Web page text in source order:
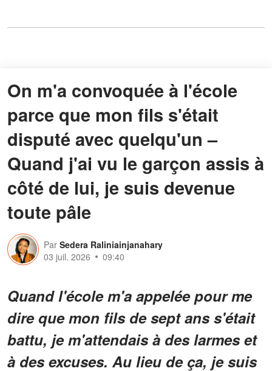
On m'a convoquée à l'école
parce que mon fils s'était
disputé avec quelqu'un –
Quand j'ai vu le garçon assis à
côté de lui, je suis devenue
toute pâle
Par Sedera Raliniainjanahary
03 juil. 2026
09:40
Quand l'école m'a appelée pour me
dire que mon fils de sept ans s'était
battu, je m'attendais à des larmes et
à des excuses. Au lieu de ça, je suis